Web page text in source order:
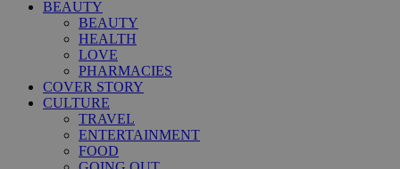
BEAUTY
BEAUTY
HEALTH
LOVE
PHARMACIES
COVER STORY
CULTURE
TRAVEL
ENTERTAINMENT
FOOD